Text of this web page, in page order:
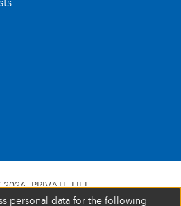
2026 PRIVATE LIFE
personal data for the following